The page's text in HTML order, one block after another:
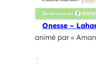
Onesse –
animé par «